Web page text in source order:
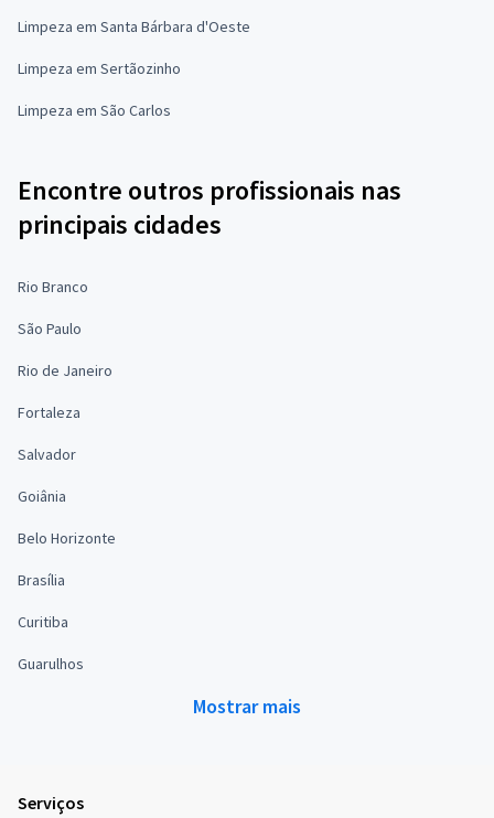
Limpeza em Santa Bárbara d'Oeste
Limpeza em Sertãozinho
Limpeza em São Carlos
Encontre outros profissionais nas
principais cidades
Rio Branco
São Paulo
Rio de Janeiro
Fortaleza
Salvador
Goiânia
Belo Horizonte
Brasília
Curitiba
Guarulhos
Mostrar mais
Serviços